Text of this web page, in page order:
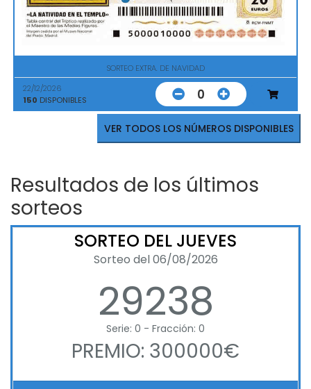
SORTEO EXTRA. DE NAVIDAD
22/12/2026
150 DISPONIBLES 0
VER TODOS LOS NÚMEROS DISPONIBLES
Resultados de los últimos
sorteos
SORTEO DEL JUEVES
Sorteo del 06/08/2026
29238
Serie: 0 - Fracción: 0
PREMIO: 300000€